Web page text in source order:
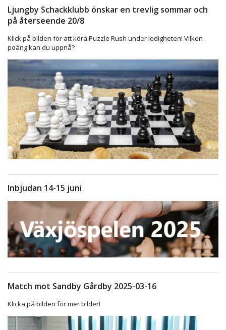
Ljungby Schackklubb önskar en trevlig sommar och
på återseende 20/8
Klick på bilden för att köra Puzzle Rush under ledigheten! Vilken
poäng kan du uppnå?
Inbjudan 14-15 juni
Match mot Sandby Gårdby 2025-03-16
Klicka på bilden för mer bilder!